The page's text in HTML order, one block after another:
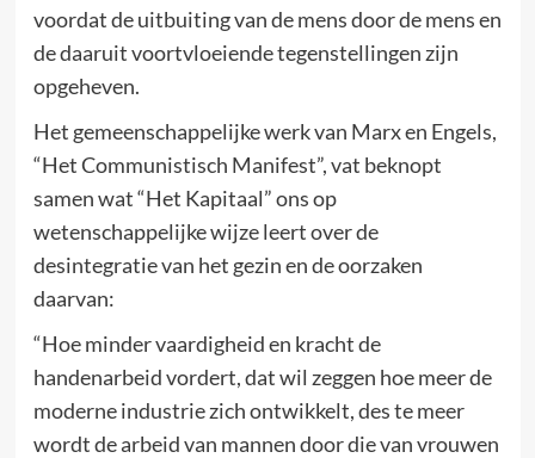
voordat de uitbuiting van de mens door de mens en
de daaruit voortvloeiende tegenstellingen zijn
opgeheven.
Het gemeenschappelijke werk van Marx en Engels,
“Het Communistisch Manifest”, vat beknopt
samen wat “Het Kapitaal” ons op
wetenschappelijke wijze leert over de
desintegratie van het gezin en de oorzaken
daarvan:
“Hoe minder vaardigheid en kracht de
handenarbeid vordert, dat wil zeggen hoe meer de
moderne industrie zich ontwikkelt, des te meer
wordt de arbeid van mannen door die van vrouwen